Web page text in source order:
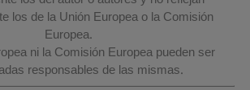
los de la Unión Europea o la Comisión
Europea.
ni la Comisión Europea pueden ser
responsables de las mismas.